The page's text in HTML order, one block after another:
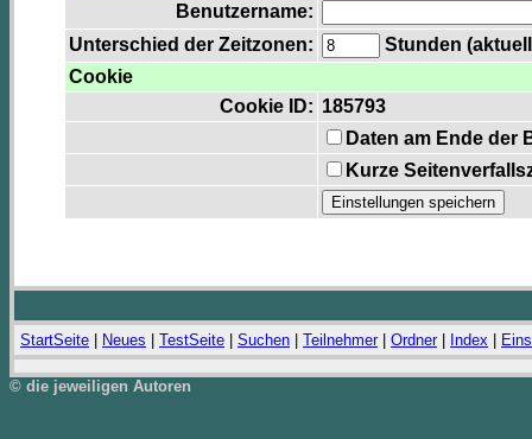
Benutzername:
Unterschied der Zeitzonen:
Stunden
Cookie
Cookie ID: 185793
Daten am Ende der
Kurze
StartSeite Neues TestSeite Suchen Teilnehmer| Ordner| Index
© die jeweiligen Autoren